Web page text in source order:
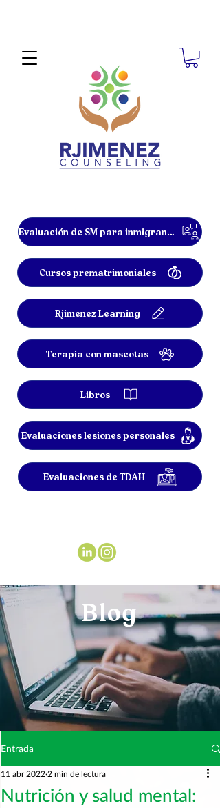
Evaluación de SM para inmigrantes
Cursos prematrimoniales
Rjimenez Learning
Terapia con mascotas
Libros
Evaluaciones lesiones personales
Evaluaciones de TDAH
Blog
Entrada
Nutrición y salud mental:
11 abr 2022 2 min de lectura